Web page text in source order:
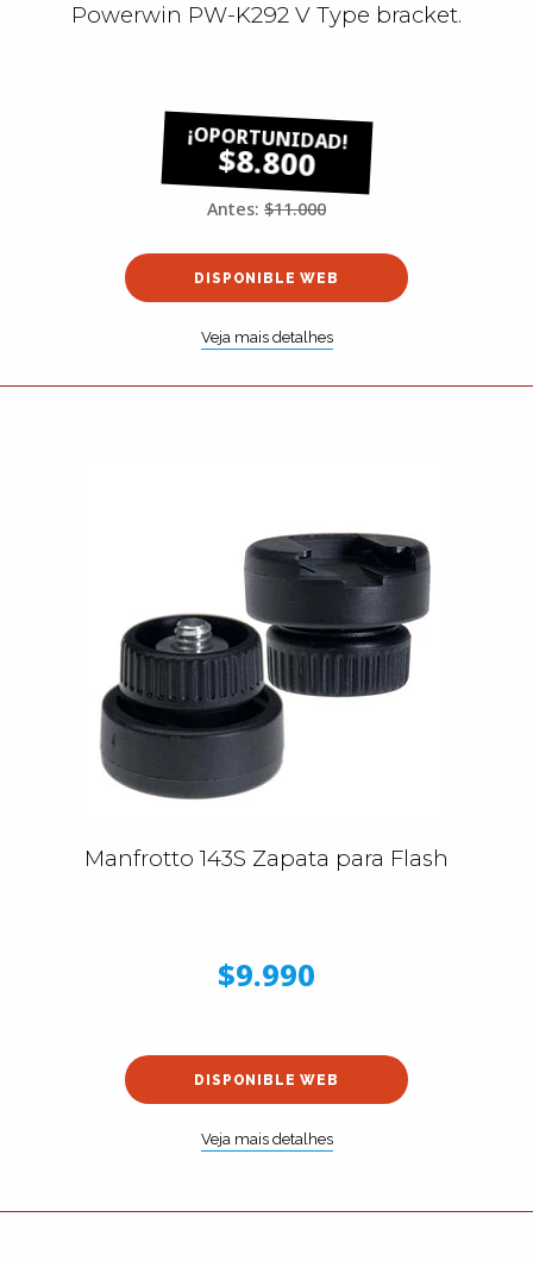
Powerwin PW-K292 V Type bracket.
$8.800
Antes: $11.000
DISPONIBLE WEB
Veja mais detalhes
Manfrotto 143S Zapata para Flash
$9.990
DISPONIBLE WEB
Veja mais detalhes